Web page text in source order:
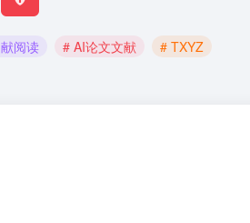
阅读 # AI论文文献 # TXYZ